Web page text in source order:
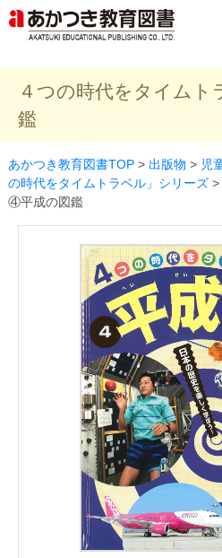
４つの時代をタイム
鑑
あかつき教育図書TOP> 出版物 > 児
の時代をタイムトラベル」シリーズ>
④平成の図鑑